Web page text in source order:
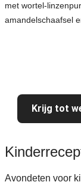
met wortel-
amandelschaafsel
Krijg tot
Avondeten voor